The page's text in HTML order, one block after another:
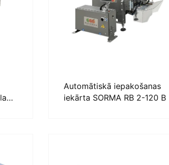
Automātiskā iepakošanas
iekārta SORMA RB 2-120 B